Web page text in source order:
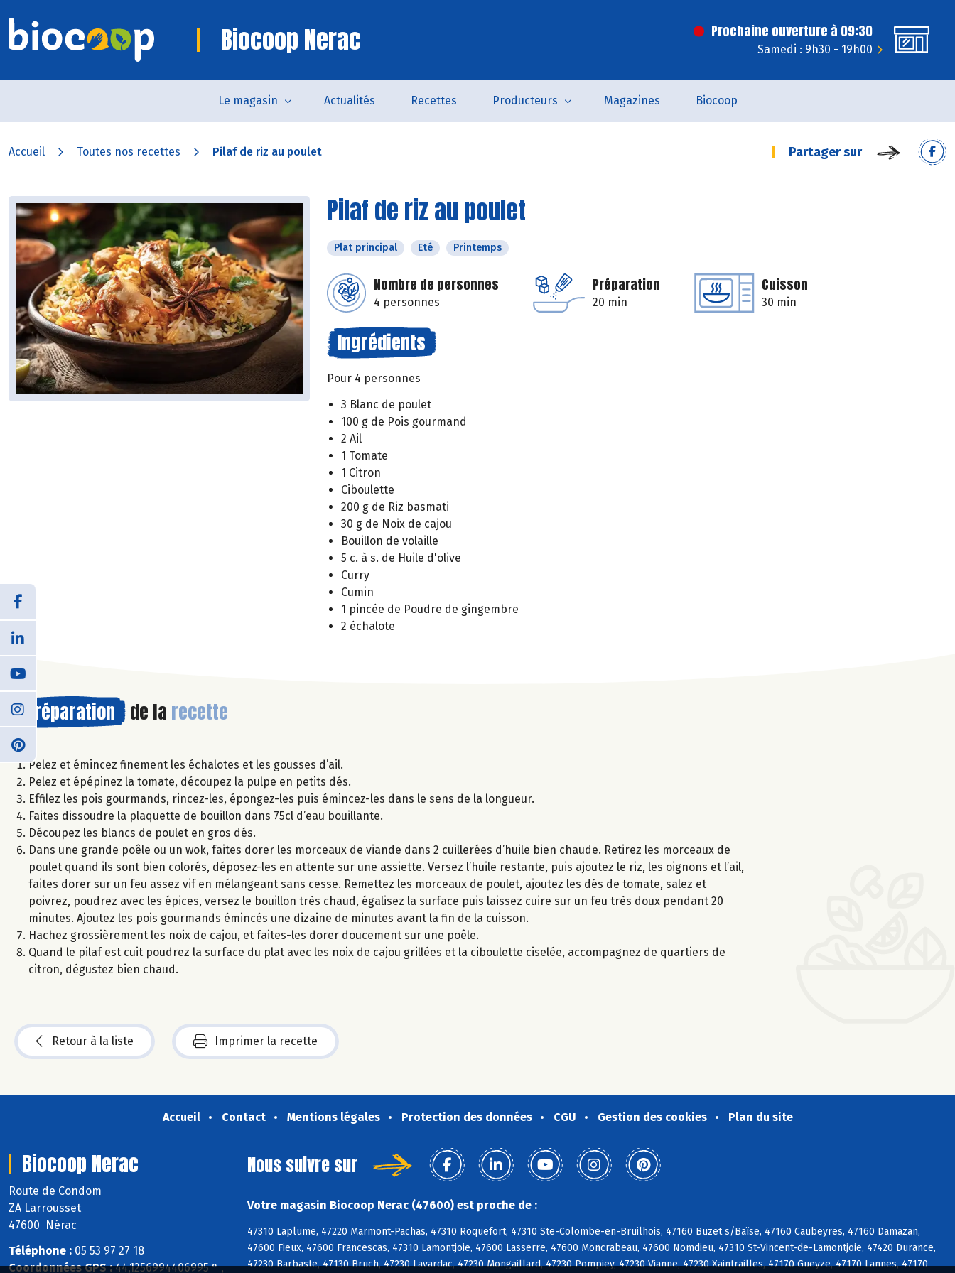
Biocoop Nerac Prochaine ouverture à 09:30
Samedi : 9h30 - 19h00
Le magasin Actualités Recettes Producteurs Magazines Biocoop
Accueil Toutes nos recettes Pilaf de riz au poulet Partager sur
Pilaf de riz au poulet
Plat principal Eté Printemps
Nombre de personnes
4 personnes
Préparation
20 min
Cuisson
30 min
Ingrédients
Pour 4 personnes
3 Blanc de poulet
100 g de Pois gourmand
2 Ail
1 Tomate
1 Citron
Ciboulette
200 g de Riz basmati
30 g de Noix de cajou
Bouillon de volaille
5 c. à s. de Huile d'olive
Curry
Cumin
1 pincée de Poudre de gingembre
2 échalote
Préparation de la recette
Pelez et émincez finement les échalotes et les gousses d’ail.
Pelez et épépinez la tomate, découpez la pulpe en petits dés.
Effilez les pois gourmands, rincez-les, épongez-les puis émincez-les dans le sens de la longueur.
Faites dissoudre la plaquette de bouillon dans 75cl d’eau bouillante.
Découpez les blancs de poulet en gros dés.
Dans une grande poêle ou un wok, faites dorer les morceaux de viande dans 2 cuillerées d’huile bien chaude. Retirez les morceaux de
poulet quand ils sont bien colorés, déposez-les en attente sur une assiette. Versez l’huile restante, puis ajoutez le riz, les oignons et l’ail,
faites dorer sur un feu assez vif en mélangeant sans cesse. Remettez les morceaux de poulet, ajoutez les dés de tomate, salez et
poivrez, poudrez avec les épices, versez le bouillon très chaud, égalisez la surface puis laissez cuire sur un feu très doux pendant 20
minutes. Ajoutez les pois gourmands émincés une dizaine de minutes avant la fin de la cuisson.
Hachez grossièrement les noix de cajou, et faites-les dorer doucement sur une poêle.
Quand le pilaf est cuit poudrez la surface du plat avec les noix de cajou grillées et la ciboulette ciselée, accompagnez de quartiers de
citron, dégustez bien chaud.
Retour à la liste Imprimer la recette
Accueil Contact Mentions légales Protection des données CGU Gestion des cookies Plan du site
Biocoop Nerac
Route de Condom
ZA Larrousset
47600 Nérac
Téléphone : 05 53 97 27 18
Coordonnées GPS :44,1256994406995 ° ,
Nous suivre sur
Votre magasin Biocoop Nerac (47600) est proche de :
47310 Laplume, 47220 Marmont-Pachas, 47310 Roquefort, 47310 Ste-Colombe-en-Bruilhois, 47160 Buzet s/Baïse, 47160 Caubeyres, 47160 Damazan,
47600 Fieux, 47600 Francescas, 47310 Lamontjoie, 47600 Lasserre, 47600 Moncrabeau, 47600 Nomdieu, 47310 St-Vincent-de-Lamontjoie, 47420 Durance,
47230 Barbaste, 47130 Bruch, 47230 Lavardac, 47230 Mongaillard, 47230 Pompiey, 47230 Vianne, 47230 Xaintrailles, 47170 Gueyze, 47170 Lannes, 47170